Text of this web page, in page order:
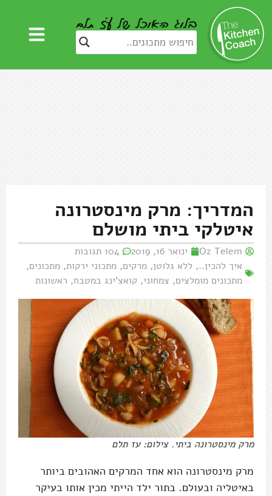
המדריך: מרק מינסטרונה
איטלקי ביתי מושלם
Oz Telem ינואר 16, 2019
104 תגובות
איך להכין.., ללא גלוטן, מרקים, מתכוני ירקות, מתכונים,
מתכונים מומלצים, צמחוני, קואצ'ינג במטבח, ראשונות
מרק מינסטרונה ביתי. צילום: עז תלם
מרק מינסטרונה הוא אחד המרקים האהובים ביותר
באיטליה ובעולם. בתור ילד הייתי מכין אותו בעיקר